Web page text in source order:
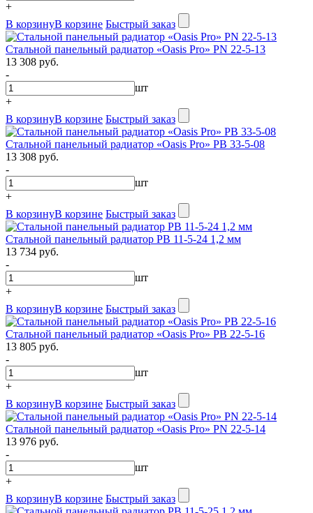
+
В корзинуВ корзине Быстрый заказ
Стальной панельный радиатор «Oasis Pro» PN 22-5-13
13 308 руб.
-
шт
+
В корзинуВ корзине Быстрый заказ
Стальной панельный радиатор «Oasis Pro» PB 33-5-08
13 308 руб.
-
шт
+
В корзинуВ корзине Быстрый заказ
Стальной панельный радиатор PB 11-5-24 1,2 мм
13 734 руб.
-
шт
+
В корзинуВ корзине Быстрый заказ
Стальной панельный радиатор «Oasis Pro» PB 22-5-16
13 805 руб.
-
шт
+
В корзинуВ корзине Быстрый заказ
Стальной панельный радиатор «Oasis Pro» PN 22-5-14
13 976 руб.
-
шт
+
В корзинуВ корзине Быстрый заказ